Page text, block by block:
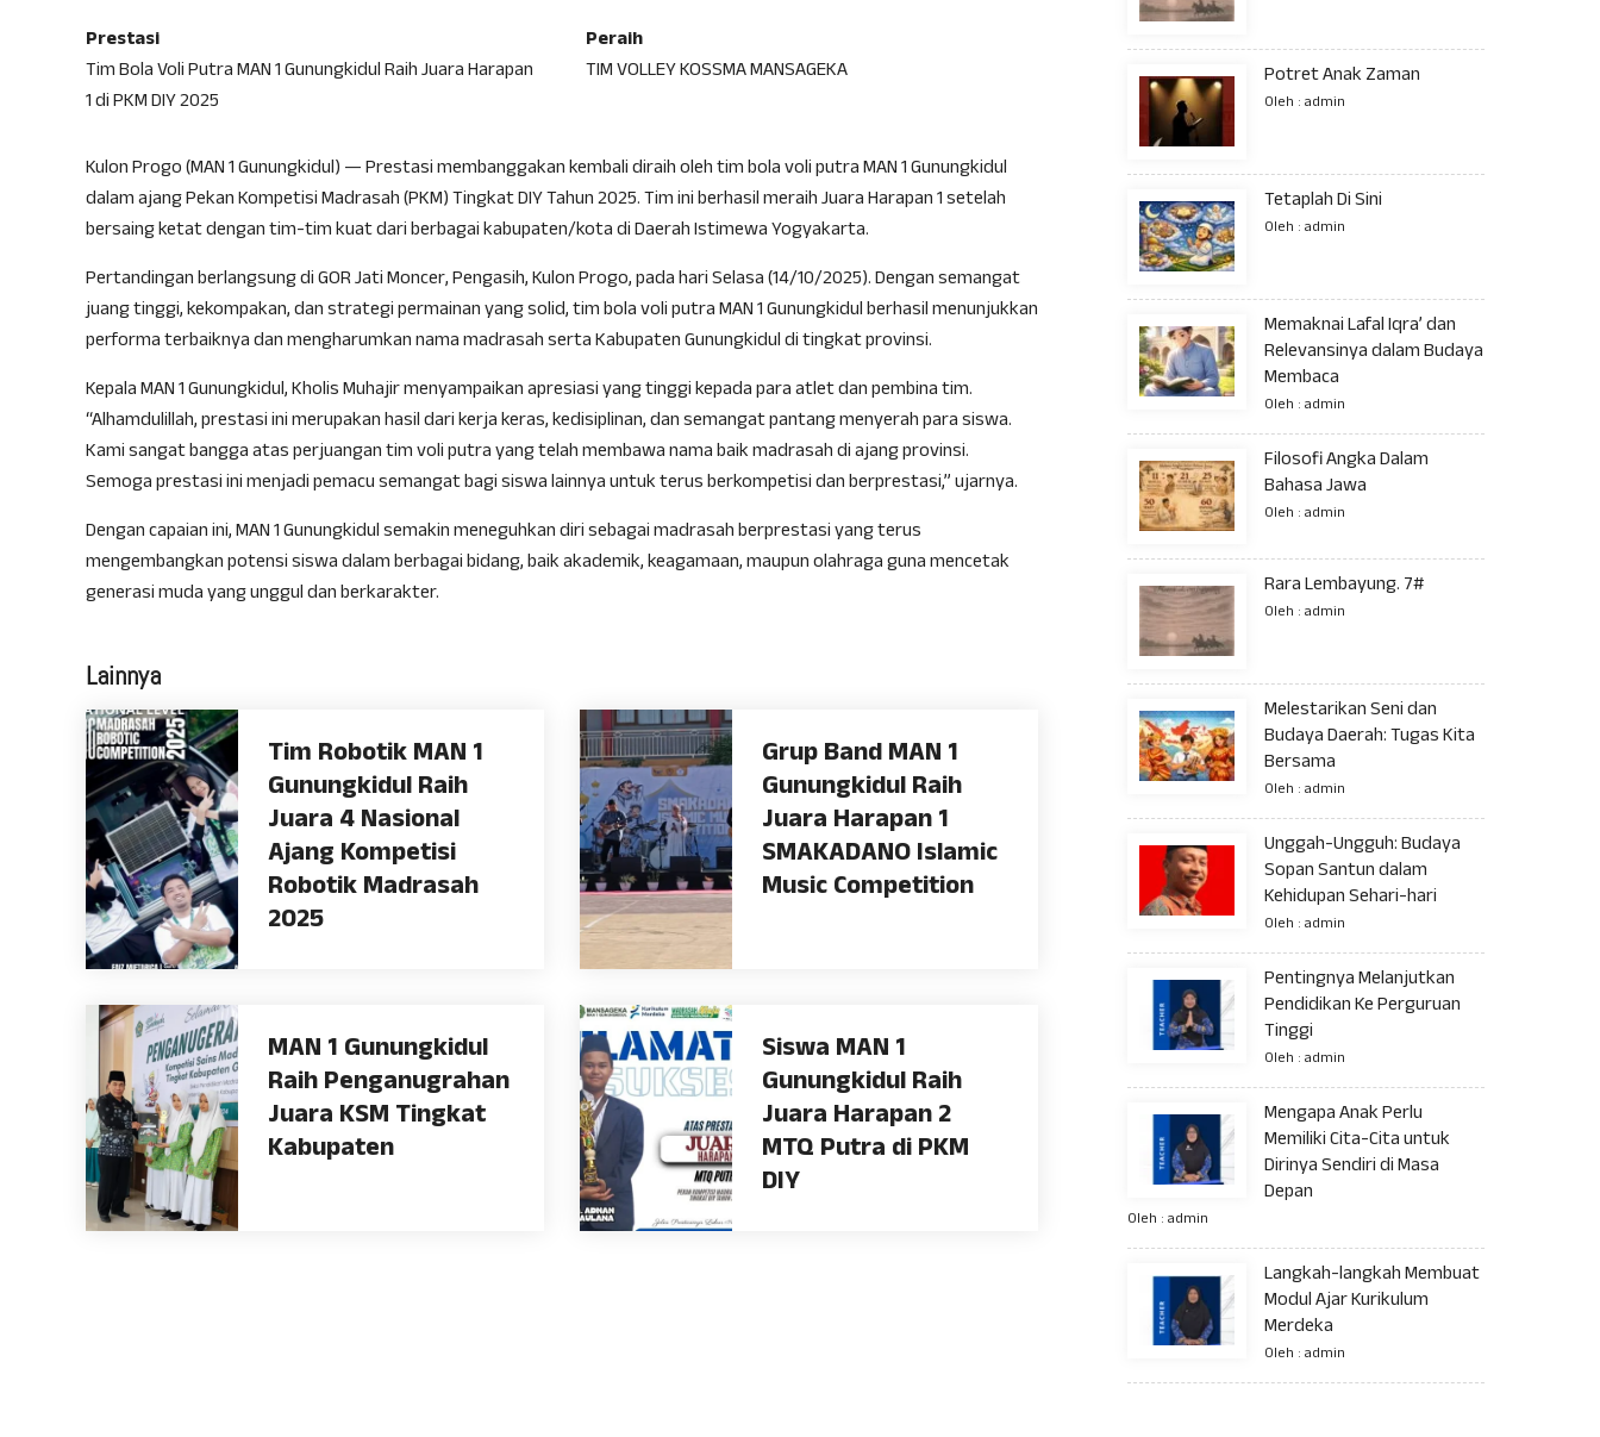
Prestasi
Tim Bola Voli Putra MAN 1 Gunungkidul Raih Juara Harapan
1 di PKM DIY 2025
Peraih
TIM VOLLEY KOSSMA MANSAGEKA
Kulon Progo (MAN 1 Gunungkidul) — Prestasi membanggakan kembali diraih oleh tim bola voli putra MAN 1 Gunungkidul
dalam ajang Pekan Kompetisi Madrasah (PKM) Tingkat DIY Tahun 2025. Tim ini berhasil meraih Juara Harapan 1 setelah
bersaing ketat dengan tim-tim kuat dari berbagai kabupaten/kota di Daerah Istimewa Yogyakarta.
Pertandingan berlangsung di GOR Jati Moncer, Pengasih, Kulon Progo, pada hari Selasa (14/10/2025). Dengan semangat
juang tinggi, kekompakan, dan strategi permainan yang solid, tim bola voli putra MAN 1 Gunungkidul berhasil menunjukkan
performa terbaiknya dan mengharumkan nama madrasah serta Kabupaten Gunungkidul di tingkat provinsi.
Kepala MAN 1 Gunungkidul, Kholis Muhajir menyampaikan apresiasi yang tinggi kepada para atlet dan pembina tim.
“Alhamdulillah, prestasi ini merupakan hasil dari kerja keras, kedisiplinan, dan semangat pantang menyerah para siswa.
Kami sangat bangga atas perjuangan tim voli putra yang telah membawa nama baik madrasah di ajang provinsi.
Semoga prestasi ini menjadi pemacu semangat bagi siswa lainnya untuk terus berkompetisi dan berprestasi,” ujarnya.
Dengan capaian ini, MAN 1 Gunungkidul semakin meneguhkan diri sebagai madrasah berprestasi yang terus
mengembangkan potensi siswa dalam berbagai bidang, baik akademik, keagamaan, maupun olahraga guna mencetak
generasi muda yang unggul dan berkarakter.
Lainnya
Tim Robotik MAN 1
Gunungkidul Raih
Juara 4 Nasional
Ajang Kompetisi
Robotik Madrasah
2025
Grup Band MAN 1
Gunungkidul Raih
Juara Harapan 1
SMAKADANO Islamic
Music Competition
MAN 1 Gunungkidul
Raih Penganugrahan
Juara KSM Tingkat
Kabupaten
Siswa MAN 1
Gunungkidul Raih
Juara Harapan 2
MTQ Putra di PKM
DIY
Potret Anak Zaman
Oleh : admin
Tetaplah Di Sini
Oleh : admin
Memaknai Lafal Iqra’ dan
Relevansinya dalam Budaya
Membaca
Oleh : admin
Filosofi Angka Dalam
Bahasa Jawa
Oleh : admin
Rara Lembayung. 7#
Oleh : admin
Melestarikan Seni dan
Budaya Daerah: Tugas Kita
Bersama
Oleh : admin
Unggah-Ungguh: Budaya
Sopan Santun dalam
Kehidupan Sehari-hari
Oleh : admin
Pentingnya Melanjutkan
Pendidikan Ke Perguruan
Tinggi
Oleh : admin
Mengapa Anak Perlu
Memiliki Cita-Cita untuk
Dirinya Sendiri di Masa
Depan
Oleh : admin
Langkah-langkah Membuat
Modul Ajar Kurikulum
Merdeka
Oleh : admin